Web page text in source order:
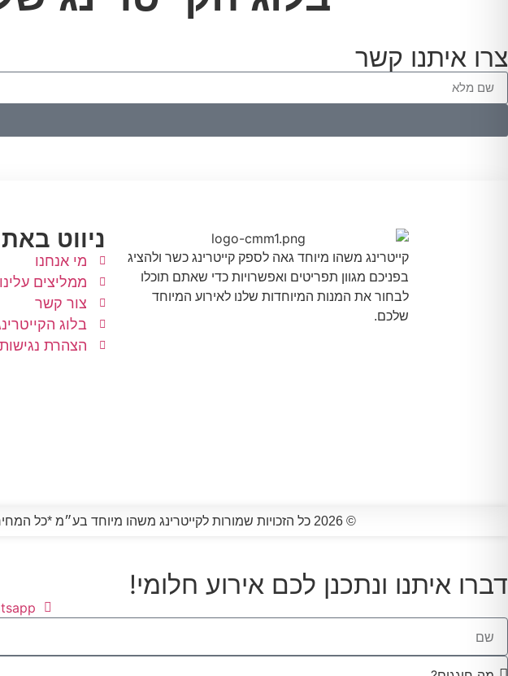
צרו איתנו קשר
קייטרינג משהו מיוחד גאה לספק קייטרינג כשר ולהציג
בפניכם מגוון תפריטים ואפשרויות כדי שאתם תוכלו
לבחור את המנות המיוחדות שלנו לאירוע המיוחד
שלכם.
ניווט
מי אנחנו
ממליצים עלינו
צור קשר
בלוג
הצהרת נגישות
© 2026 כל הזכויות שמורות לקייטרינג משהו מיוחד בע״מ *כל המחירים המוצגים באתר אינם כוללים מע"מ ותקפים לאירועים עם מינימום 100 מוזמנים
דברו איתנו ונתכנן לכם אירוע חלומי!